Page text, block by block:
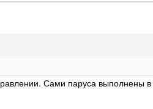
Сами паруса выполнены